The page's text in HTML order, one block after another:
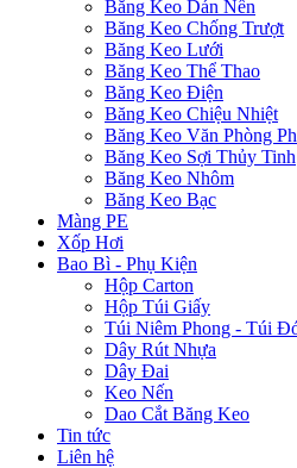
Băng Keo Dán Nền
Băng Keo Chống Trượt
Băng Keo Lưới
Băng Keo Thể Thao
Băng Keo Điện
Băng Keo Chiệu Nhiệt
Băng Keo Văn Phòng
Băng Keo Sợi Thủy Tinh
Băng Keo Nhôm
Băng Keo Bạc
Màng PE
Xốp Hơi
Bao Bì - Phụ Kiện
Hộp Carton
Hộp Túi Giấy
Túi Niêm Phong - Túi
Dây Rút Nhựa
Dây Đai
Keo Nến
Dao Cắt Băng Keo
Tin tức
Liên hệ